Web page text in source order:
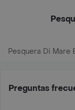
Pesquera Di Mare
Preguntas